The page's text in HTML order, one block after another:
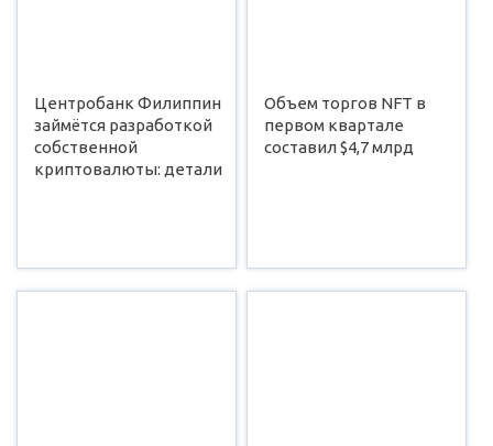
Центробанк Филиппин
займётся разработкой
собственной
криптовалюты: детали
Объем торгов NFT в
первом квартале
составил $4,7 млрд